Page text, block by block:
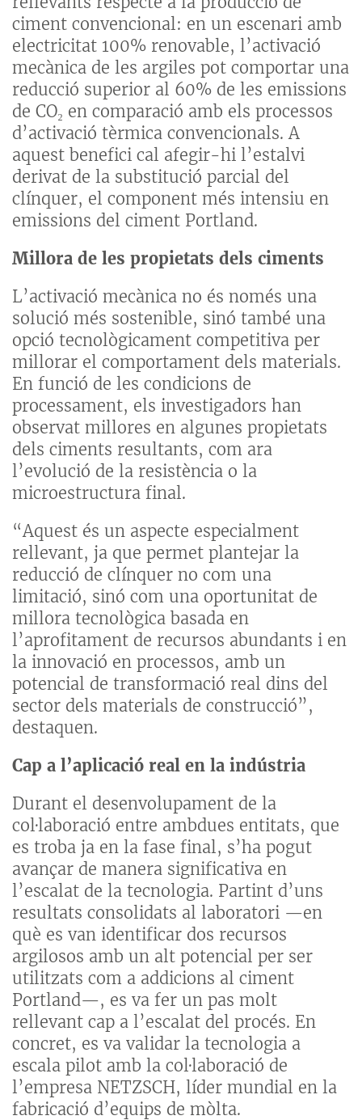
ciment convencional: en un escenari amb
electricitat 100% renovable, l’activació
mecànica de les argiles pot comportar una
reducció superior al 60% de les emissions
de CO₂ en comparació amb els processos
d’activació tèrmica convencionals. A
aquest benefici cal afegir-hi l’estalvi
derivat de la substitució parcial del
clínquer, el component més intensiu en
emissions del ciment Portland.
Millora de les propietats dels ciments
L’activació mecànica no és només una
solució més sostenible, sinó també una
opció tecnològicament competitiva per
millorar el comportament dels materials.
En funció de les condicions de
processament, els investigadors han
observat millores en algunes propietats
dels ciments resultants, com ara
l’evolució de la resistència o la
microestructura final.
“Aquest és un aspecte especialment
rellevant, ja que permet plantejar la
reducció de clínquer no com una
limitació, sinó com una oportunitat de
millora tecnològica basada en
l’aprofitament de recursos abundants i en
la innovació en processos, amb un
potencial de transformació real dins del
sector dels materials de construcció”,
destaquen.
Cap a l’aplicació real en la indústria
Durant el desenvolupament de la
col·laboració entre ambdues entitats, que
es troba ja en la fase final, s’ha pogut
avançar de manera significativa en
l’escalat de la tecnologia. Partint d’uns
resultats consolidats al laboratori —en
què es van identificar dos recursos
argilosos amb un alt potencial per ser
utilitzats com a addicions al ciment
Portland—, es va fer un pas molt
rellevant cap a l’escalat del procés. En
concret, es va validar la tecnologia a
escala pilot amb la col·laboració de
l’empresa NETZSCH, líder mundial en la
fabricació d’equips de mòlta.